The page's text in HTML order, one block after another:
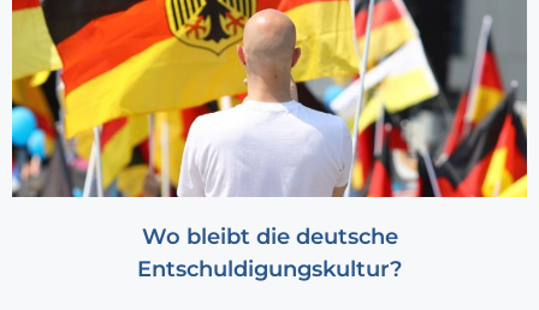
Wo bleibt die deutsche
Entschuldigungskultur?